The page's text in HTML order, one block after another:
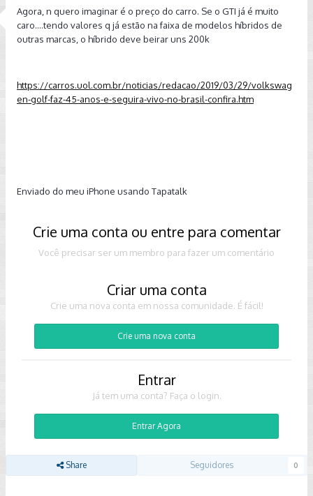
Agora, n quero imaginar é o preço do carro. Se o GTI já é muito
caro....tendo valores q já estão na faixa de modelos híbridos de
outras marcas, o híbrido deve beirar uns 200k
https://carros.uol.com.br/noticias/redacao/2019/03/29/volkswag
en-golf-faz-45-anos-e-seguira-vivo-no-brasil-confira.htm
Enviado do meu iPhone usando Tapatalk
Crie uma conta ou entre para comentar
Você precisar ser um membro para fazer um comentário
Criar uma conta
Crie uma nova conta em nossa comunidade. É fácil!
Crie uma nova conta
Entrar
Já tem uma conta? Faça o login.
Entrar Agora
Share Seguidores 0